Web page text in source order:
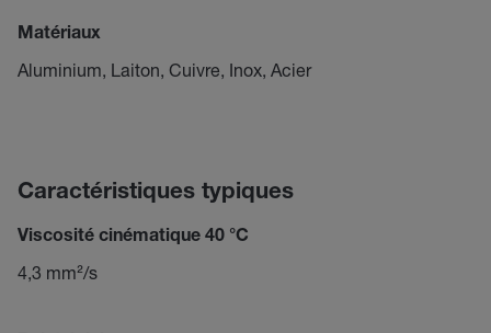
Matériaux
Aluminium, Laiton, Cuivre, Inox, Acier
Caractéristiques typiques
Viscosité cinématique 40 °C
4,3 mm²/s